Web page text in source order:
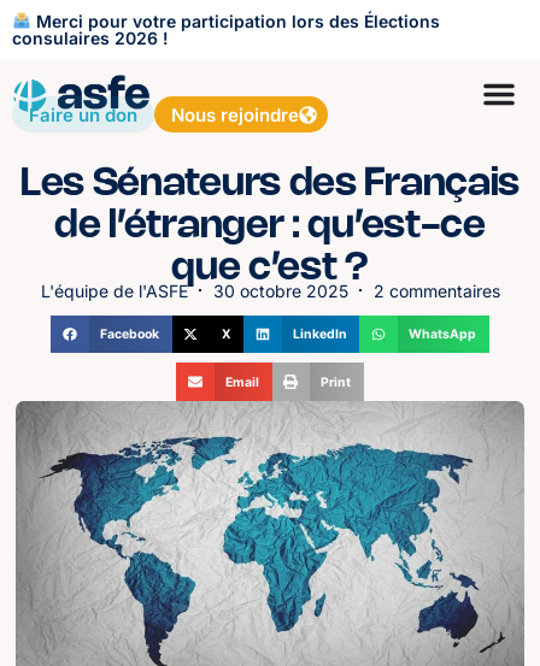
Merci pour votre participation lors des Élections
consulaires 2026 !
Faire un don Nous rejoindre
Les Sénateurs des Français
de l’étranger : qu’est-ce
que c’est ?
L'équipe de l'ASFE 30 octobre 2025 2 commentaires
Facebook X LinkedIn WhatsApp
Email Print